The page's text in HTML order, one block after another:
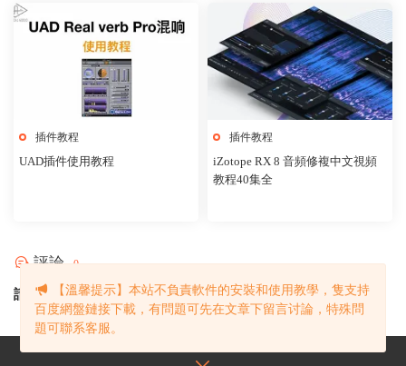
插件教程
UAD插件使用教程
插件教程
iZotope RX 8 音頻修複中文視頻
教程40集全
評論 0
請先登錄！
【溫馨提示】本站不負責軟件的安裝和使用教學，隻支持
百度網盤鏈接下載，有問題可先在文章下留言讨論，特殊問
題可聯系客服。